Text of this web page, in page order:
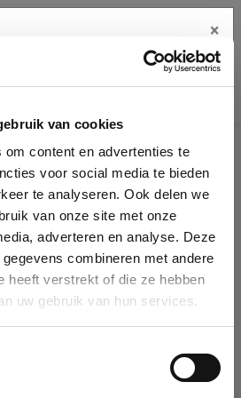
van cookies
om content en advertenties te
voor social media te bieden
te analyseren. Ook delen we
van onze site met onze
adverteren en analyse. Deze
combineren met andere
heeft verstrekt of die ze hebben
uw gebruik van hun services.
details
in our database by name, VAT or
is selected it will auto-complete the
in our database, you can create
×